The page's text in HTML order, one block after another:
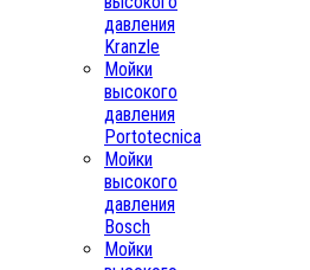
давления
Kranzle
Мойки
высокого
давления
Portotecnica
Мойки
высокого
давления
Bosch
Мойки